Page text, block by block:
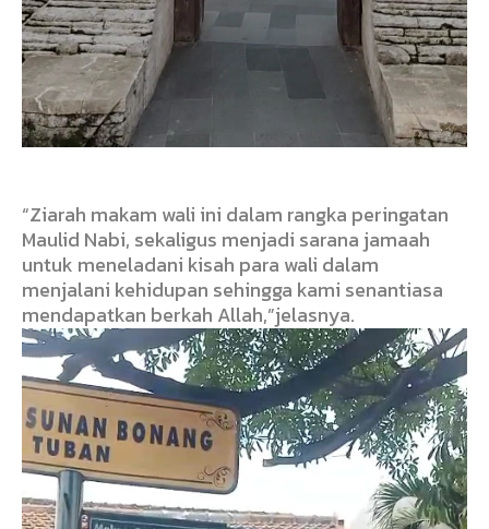
“Ziarah makam wali ini dalam rangka peringatan
Maulid Nabi, sekaligus menjadi sarana jamaah
untuk meneladani kisah para wali dalam
menjalani kehidupan sehingga kami senantiasa
mendapatkan berkah Allah,”jelasnya.